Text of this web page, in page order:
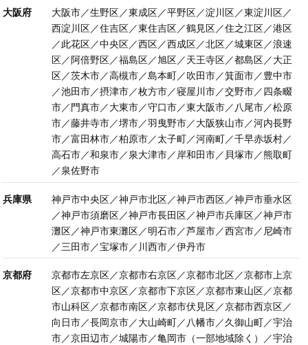
大阪府
大阪市／生野区／東成区／平野区／淀川区／東淀川区／
西淀川区／住吉区／東住吉区／鶴見区／住之江区／港区
／此花区／中央区／西区／西成区／北区／城東区／浪速
区／阿倍野区／福島区／旭区／天王寺区／都島区／大正
区／茨木市／高槻市／島本町／吹田市／箕面市／豊中市
／池田市／摂津市／枚方市／寝屋川市／交野市／四条畷
市／門真市／大東市／守口市／東大阪市／八尾市／松原
市／藤井寺市／堺市／羽曳野市／大阪狭山市／河内長野
市／富田林市／柏原市／太子町／河南町／千早赤坂村／
高石市／和泉市／泉大津市／岸和田市／貝塚市／熊取町
／泉佐野市
兵庫県
神戸市中央区／神戸市北区／神戸市西区／神戸市垂水区
／神戸市須磨区／神戸市長田区／神戸市兵庫区／神戸市
灘区／神戸市東灘区／明石市／芦屋市／西宮市／尼崎市
／三田市／宝塚市／川西市／伊丹市
京都府
京都市左京区／京都市右京区／京都市北区／京都市上京
区／京都市中京区／京都市下京区／京都市東山区／京都
市山科区／京都市南区／京都市伏見区／京都市西京区／
向日市／長岡京市／大山崎町／八幡市／久御山町／宇治
市／京田辺市／城陽市／亀岡市（一部地域除く）／宇治